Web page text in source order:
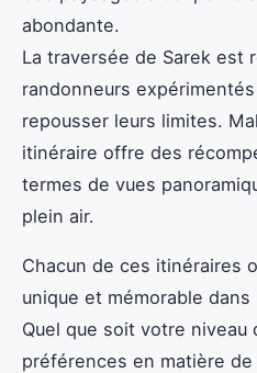
abondante.
La traversée de Sarek est
randonneurs
repousser leurs limites.
itinéraire offre des
termes de vues
plein air.
Chacun de ces itinéraires
unique et mémorable
Quel que soit votre niveau
préférences en matière